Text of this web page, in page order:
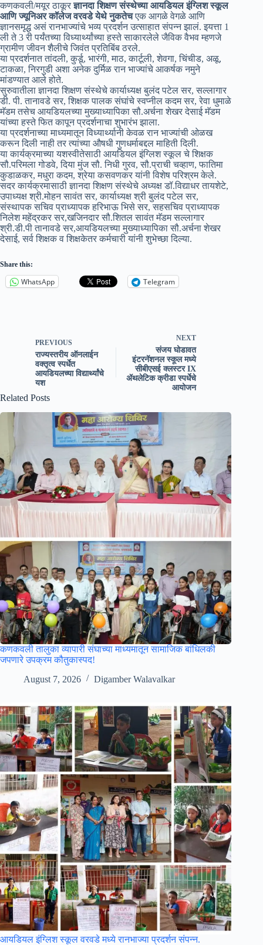
कणकवली/मयूर ठाकूरज्ञानदा शिक्षण संस्थेच्या आयडियल इंग्लिश स्कूल
आणि ज्यूनिअर कॉलेज वरवडे येथे नुकतेचएक आगळे वेगळे आणि
ज्ञानसमृद्ध असं रानभाज्यांचे भव्य प्रदर्शन उत्साहात संपन्न झालं. इयत्ता 1
ली ते 3 री पर्यंतच्या विध्यार्थ्यांच्या हस्ते साकारलेले जैविक वैभव म्हणजे
ग्रामीण जीवन शैलीचे जिवंत प्रतिबिंब ठरले.
या प्रदर्शनात तांदली, कुर्डू, भारंगी, माठ, कार्टूली, शेवगा, चिंचीड, अळू,
टाकळा, निरगुडी अशा अनेक दुर्मिळ रान भाज्यांचे आकर्षक नमुने
मांडण्यात आले होते.
सुरुवातीला ज्ञानदा शिक्षण संस्थेचे कार्याध्यक्ष बुलंद पटेल सर, सल्लागार
डी. पी. तानावडे सर, शिक्षक पालक संघांचे स्वप्नील कदम सर, रेवा धुमाळे
मॅडम तसेच आयडियलच्या मुख्याध्यापिका सौ.अर्चना शेखर देसाई मॅडम
यांच्या हस्ते फित कापून प्रदर्शनाचा शुभारंभ झाला.
या प्रदर्शनाच्या माध्यमातून विध्यार्थ्यानी केवळ रान भाज्यांची ओळख
करून दिली नाही तर त्यांच्या औषधी गुणधर्माबद्दल माहिती दिली.
या कार्यक्रमाच्या यशस्वीतेसाठी आयडियल इंग्लिश स्कूल चे शिक्षक
सौ.परिमला गोडवे, दिया मुंज सौ. निधी गुरव, सौ.प्राची चव्हाण, फातिमा
कुडाळकर, मधुरा कदम, श्रेया कसवणकर यांनी विशेष परिश्रम केले.
सदर कार्यक्रमासाठी ज्ञानदा शिक्षण संस्थेचे अध्यक्ष डॉ.विद्याधर तायशेटे,
उपाध्यक्ष श्री.मोहन सावंत सर, कार्याध्यक्ष श्री बुलंद पटेल सर,
संस्थापक सचिव प्राध्यापक हरिभाऊ भिसे सर, सहसचिव प्राध्यापक
निलेश महेंद्रकर सर,खजिनदार सौ.शितल सावंत मॅडम सल्लागार
श्री.डी.पी तानावडे सर,आयडियलच्या मुख्याध्यापिका सौ.अर्चना शेखर
देसाई, सर्व शिक्षक व शिक्षकेतर कर्मचारी यांनी शुभेच्छा दिल्या.
Share this:
WhatsApp Telegram
PREVIOUS
राज्यस्तरीय ऑनलाईन
वक्तृत्व स्पर्धेत
आयडियलच्या विद्यार्थ्यांचे
यश
NEXT
संजय घोडावत
इंटरनॅशनल स्कूल मध्ये
सीबीएसई क्लस्टर IX
ॲथलेटिक क्रीडा स्पर्धेचे
आयोजन
Related Posts
कणकवली तालुका व्यापारी संघाच्या माध्यमातून सामाजिक बांधिलकी
जपणारे उपक्रम कौतुकास्पद!
August 7, 2026
Digamber Walavalkar
आयडियल इंग्लिश स्कूल वरवडे मध्ये रानभाज्या प्रदर्शन संपन्न.